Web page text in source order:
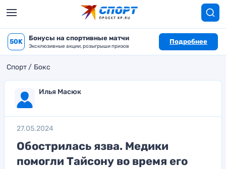
50K Бонусы на спортивные матчи
Эксклюзивные акции, розыгрыши призов
Подробнее
Спорт Бокс
Илья Масюк
27.05.2024
Обострилась язва. Медики
помогли Тайсону во время его